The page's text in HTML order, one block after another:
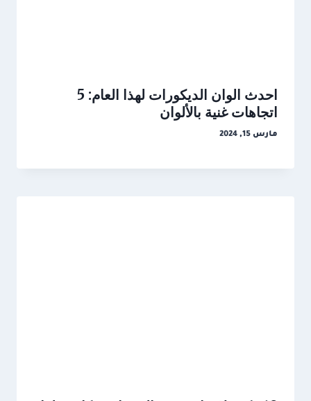
احدث الوان الديكورات لهذا العام: 5
اتجاهات غنية بالألوان
مارس 15, 2024